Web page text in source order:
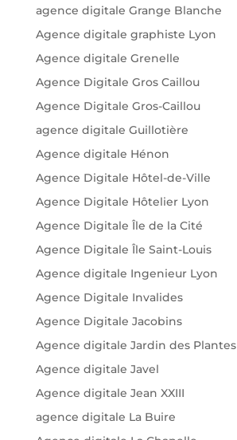
agence digitale Grange Blanche
Agence digitale graphiste Lyon
Agence digitale Grenelle
Agence Digitale Gros Caillou
Agence Digitale Gros-Caillou
agence digitale Guillotière
Agence digitale Hénon
Agence Digitale Hôtel-de-Ville
Agence Digitale Hôtelier Lyon
Agence Digitale Île de la Cité
Agence Digitale Île Saint-Louis
Agence digitale Ingenieur Lyon
Agence Digitale Invalides
Agence Digitale Jacobins
Agence digitale Jardin des Plantes
Agence digitale Javel
Agence digitale Jean XXIII
agence digitale La Buire